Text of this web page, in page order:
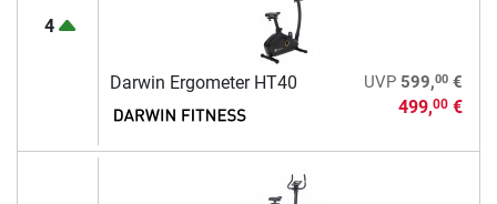
4
Darwin Ergometer HT40 UVP 599,00€
499,00€